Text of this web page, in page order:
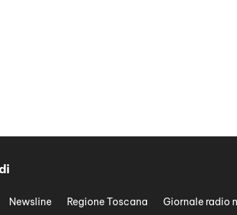
Newsline Regione Toscana Giornale radio